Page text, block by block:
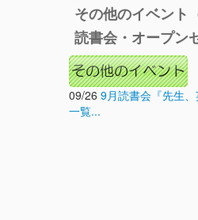
その他のイベント
読書会・オープン
09/26 9月読書会『先生
一覧...